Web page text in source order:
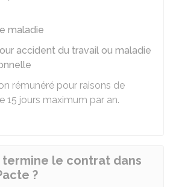
maladie
accident du travail ou maladie
rémunéré pour raisons de
15 jours maximum par an.
termine le contrat dans
?